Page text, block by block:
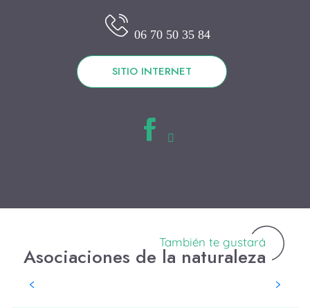
06 70 50 35 84
SITIO INTERNET
También te gustará
Asociaciones de la naturaleza
Bretaña Buissonnière – ESP